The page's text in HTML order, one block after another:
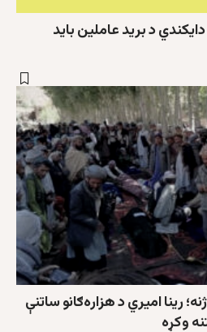
د برید عاملین باید
رینا امیري د هزاره‌ګانو ساتنې
وکړه